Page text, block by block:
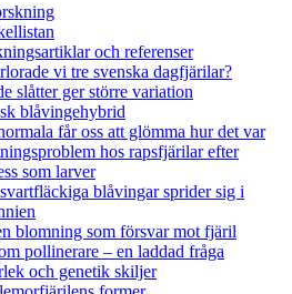
och referenser
vi tre svenska dagfjärilar?
slåtter ger större variation
blåvingehybrid
får oss att glömma hur det var
hos rapsfjärilar efter
som larver
blåvingar sprider sig i
blomning som försvar mot fjäril
pollinerare – en laddad fråga
och genetik skiljer